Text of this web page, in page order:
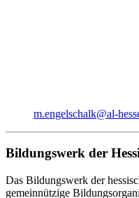
m.engelschalk@al-
Bildungswerk der
Das Bildungswerk der
gemeinnützige